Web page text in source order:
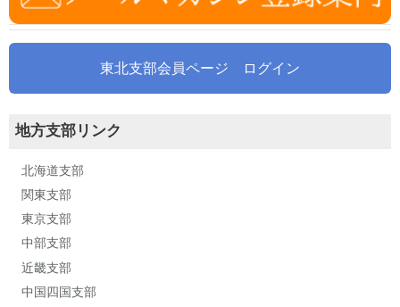
東北支部会員ページ ログイン
地方支部リンク
北海道支部
関東支部
東京支部
中部支部
近畿支部
中国四国支部